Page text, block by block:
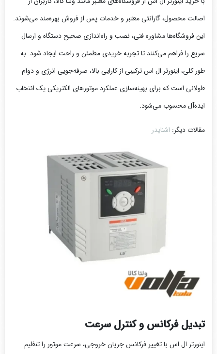
اصالت محصول، گارانتی معتبر و خدمات پس از فروش بهره‌مند می‌شوند.
این فروشگاه‌ها مشاوره فنی، نصب و راه‌اندازی صحیح دستگاه و ارسال
سریع را فراهم می‌کنند تا تجربه خریدی مطمئن و راحت ایجاد شود. به
طور کلی، اینورتر ال اس ترکیبی از کارایی بالا، صرفه‌جویی انرژی و دوام
طولانی است که برای بهینه‌سازی عملکرد موتورهای الکتریکی یک انتخاب
ایده‌آل محسوب می‌شود.
مقالات دیگر: اشنایدر
تبدیل فرکانس و کنترل سرعت
اینورتر ال اس با تغییر فرکانس جریان خروجی، سرعت موتور را تنظیم